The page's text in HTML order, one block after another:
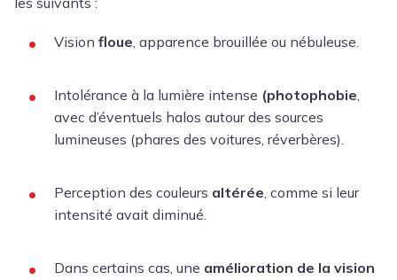
Vision floue, apparence brouillée ou nébuleuse.
Intolérance à la lumière intense (photophobie,
avec d’éventuels halos autour des sources
lumineuses (phares des voitures, réverbères).
Perception des couleurs altérée, comme si leur
intensité avait diminué.
Dans certains cas, une amélioration de la vision